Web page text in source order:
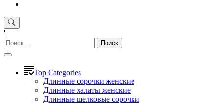
'
Найти:
Top Categories
Длинные сорочки женские
Длинные халаты женские
Длинные шелковые сорочки